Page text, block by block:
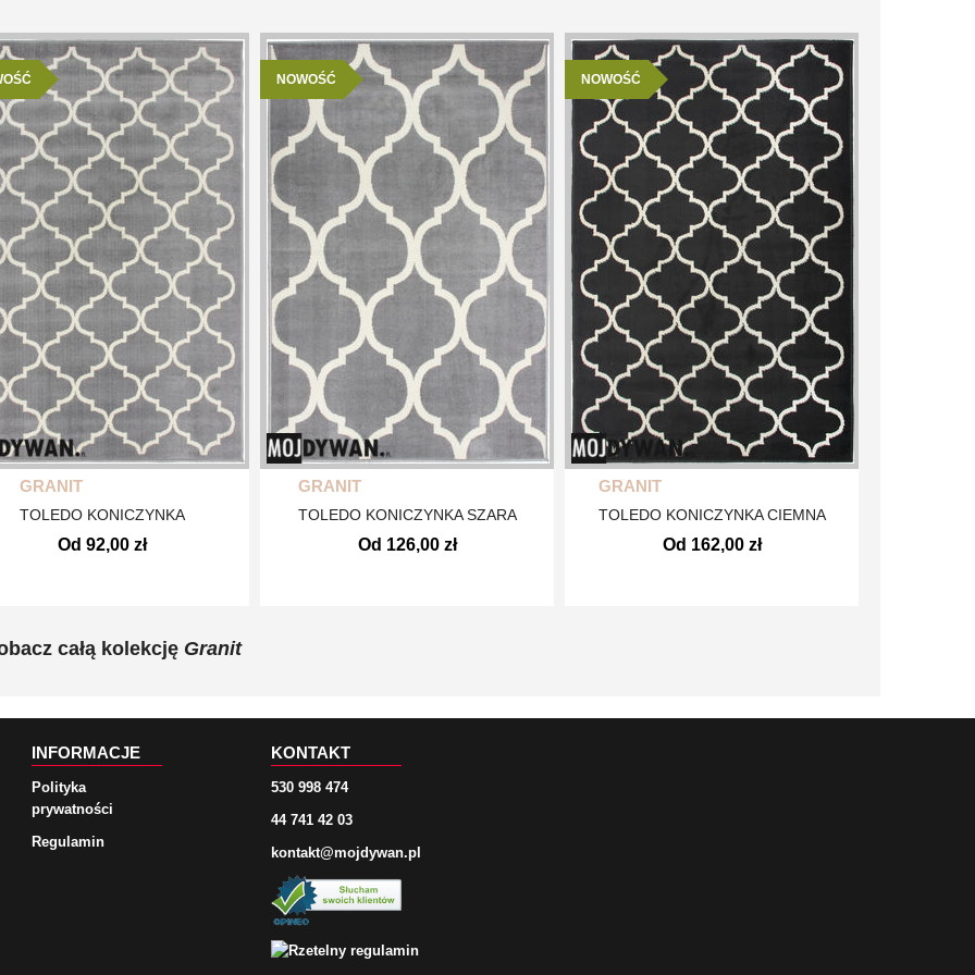
GRANIT
TOLEDO KONICZYNKA
Od 92,00 zł
NOWOŚĆ
GRANIT
TOLEDO KONICZYNKA SZARA
Od 126,00 zł
NOWOŚĆ
GRANIT
TOLEDO KONICZYNKA CIEMNA
Od 162,00 zł
całą kolekcję Granit
INFORMACJE
Polityka
prywatności
Regulamin
KONTAKT
530 998 474
44 741 42 03
kontakt@mojdywan.pl